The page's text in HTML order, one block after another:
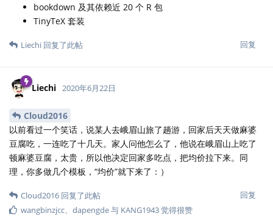
bookdown 及其依赖近 20 个 R 包
TinyTeX 套装
回复
Liechi 回复了此帖
Liechi 2020年6月22日
Cloud2016
以前看过一个笑话，说某人去峨眉山旅了趟游，回家后天天做麻婆
豆腐吃，一连吃了十几天。家人问他怎么了，他说在峨眉山上吃了
顿麻婆豆腐，太贵，所以他决定回家多吃点，把均价拉下来。同
理，你多做几个模板，“均价”就下来了：）
回复
Cloud2016 回复了此帖
wangbinzjcc、 dapengde与 KANG1943觉得很赞